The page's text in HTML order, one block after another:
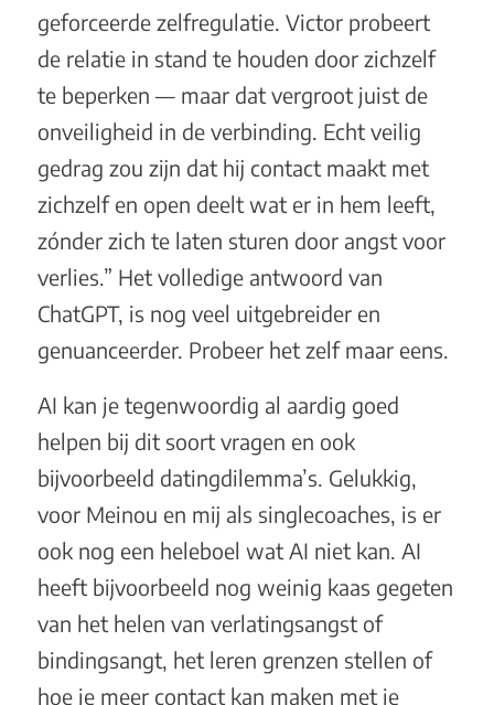
geforceerde zelfregulatie. Victor probeert
de relatie in stand te houden door zichzelf
te beperken — maar dat vergroot juist de
onveiligheid in de verbinding. Echt veilig
gedrag zou zijn dat hij contact maakt met
zichzelf en open deelt wat er in hem leeft,
zónder zich te laten sturen door angst voor
verlies.” Het volledige antwoord van
ChatGPT, is nog veel uitgebreider en
genuanceerder. Probeer het zelf maar eens.
AI kan je tegenwoordig al aardig goed
helpen bij dit soort vragen en ook
bijvoorbeeld datingdilemma’s. Gelukkig,
voor Meinou en mij als singlecoaches, is er
ook nog een heleboel wat AI niet kan. AI
heeft bijvoorbeeld nog weinig kaas gegeten
van het helen van verlatingsangst of
bindingsangt, het leren grenzen stellen of
hoe je meer contact kan maken met je